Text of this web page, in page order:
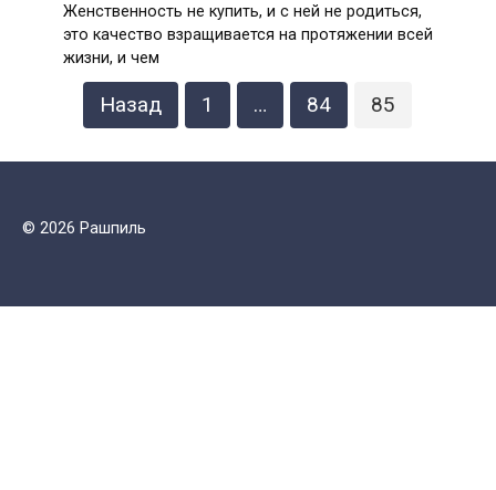
Женственность не купить, и с ней не родиться,
это качество взращивается на протяжении всей
жизни, и чем
Пагинация
записей
Назад 1 … 84 85
© 2026 Рашпиль